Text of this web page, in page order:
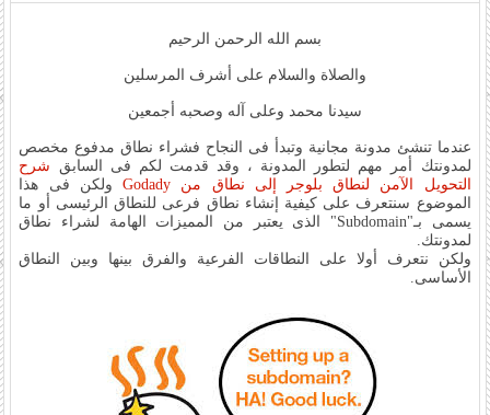
بسم الله الرحمن الرحيم
والصلاة والسلام على أشرف المرسلين
سيدنا محمد وعلى آله وصحبه أجمعين
عندما تنشئ مدونة مجانية وتبدأ فى النجاح فشراء نطاق مدفوع مخصص
لمدونتك أمر مهم لتطور المدونة ، وقد قدمت لكم فى السابق شرح
التحويل الآمن لنطاق بلوجر إلى نطاق من Godady
ولكن فى هذا
الموضوع سنتعرف على كيفية إنشاء نطاق فرعى للنطاق الرئيسى أو ما
يسمى بـ"Subdomain" الذى يعتبر من المميزات الهامة لشراء نطاق
لمدونتك.
ولكن نتعرف أولا على النطاقات الفرعية والفرق بينها وبين النطاق
الأساسى.